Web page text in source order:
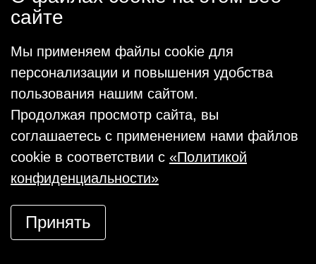
сайте
Мы применяем файлы cookie для
персонализации и повышения удобства
пользования нашим сайтом.
Продолжая просмотр сайта, вы
соглашаетесь с применением нами файлов
cookie в соответствии с «Политикой
конфиденциальности»
Принять